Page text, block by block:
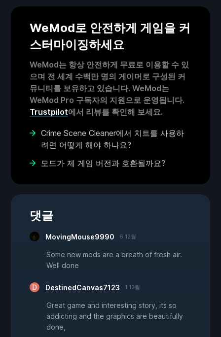
WeMod로 안전하게 게임을 커
스터마이징하세요
WeMod는 항상 안전하게 무료로 이용할 수 있
으며 전 세계 수백만 명의 게이머로 구성된 커
뮤니티를 보유하고 있습니다. WeMod는
WeMod Pro 구독자의 지원으로 운영됩니다.
Trustpilot에서 리뷰를 확인해 보세요.
Crime Scene Cleaner에서 치트를 사용하
려면 어떻게 해야 하나요?
모드가 제 게임 버전과 호환될까요?
댓글
MovingMouse9990 6 12월
Some new mods are a breath of fresh air.
Well done
DestinedCanvas7123 1 12월
Great game and interesting story, its so
addicting and the graphics are beautifully
done,